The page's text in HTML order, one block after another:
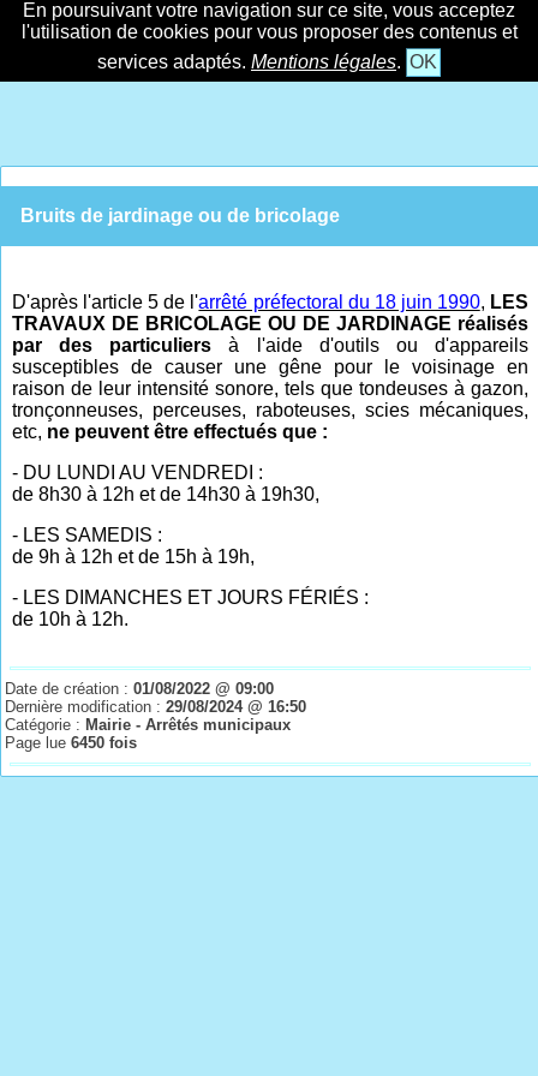
En poursuivant votre navigation sur ce site, vous acceptez
l'utilisation de cookies pour vous proposer des contenus et
services adaptés. Mentions légales. OK
Bruits de jardinage ou de bricolage
D'après l'article 5 de l'arrêté préfectoral du 18 juin 1990, LES
TRAVAUX DE BRICOLAGE OU DE JARDINAGE réalisés
par des particuliers à l'aide d'outils ou d'appareils
susceptibles de causer une gêne pour le voisinage en
raison de leur intensité sonore, tels que tondeuses à gazon,
tronçonneuses, perceuses, raboteuses, scies mécaniques,
etc, ne peuvent être effectués que :
- DU LUNDI AU VENDREDI :
de 8h30 à 12h et de 14h30 à 19h30,
- LES SAMEDIS :
de 9h à 12h et de 15h à 19h,
- LES DIMANCHES ET JOURS FÉRIÉS :
de 10h à 12h.
Date de création :01/08/2022 @ 09:00
Dernière modification :29/08/2024 @ 16:50
Catégorie : Mairie - Arrêtés municipaux
Page lue6450 fois